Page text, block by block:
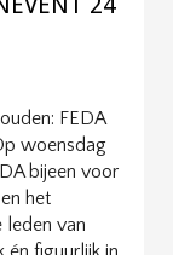
FEDA
woensdag
bijeen voor
het
leden van